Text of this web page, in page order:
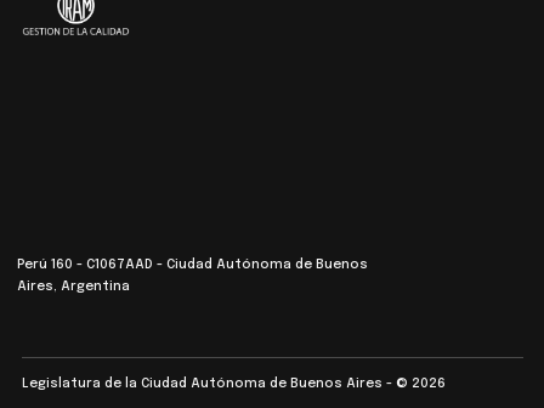
Perú 160 - C1067AAD - Ciudad Autónoma de Buenos
Aires, Argentina
Legislatura de la Ciudad Autónoma de Buenos Aires - © 2026